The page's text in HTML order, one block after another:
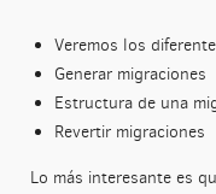
Veremos los
Generar migraciones
Estructura de una
Revertir migraciones
Lo más interesante es